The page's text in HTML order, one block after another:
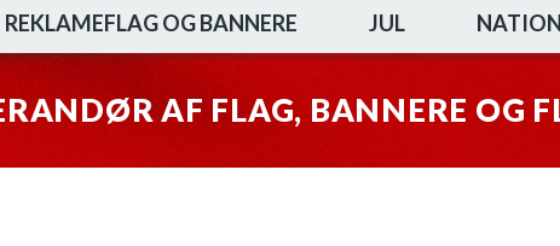
REKLAMEFLAG OG BANNERE JUL
AF FLAG, BANNERE OG